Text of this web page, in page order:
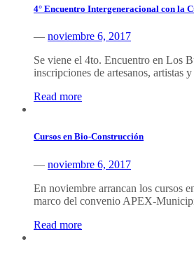
4° Encuentro Intergeneracional con la
— noviembre 6, 2017
Se viene el 4to. Encuentro en Los
inscripciones de artesanos, artistas
Read more
Cursos en Bio-Construcción
— noviembre 6, 2017
En noviembre arrancan los cursos
marco del convenio APEX-
Read more